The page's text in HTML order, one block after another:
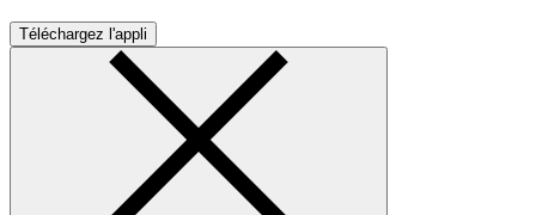
Téléchargez l'appli